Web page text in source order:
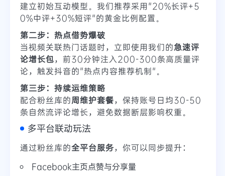
建立初始互动模型。我们推荐采用"20%长评+5
0%中评+30%短评"的黄金比例配置。
第二步：热点借势爆破
当视频关联热门话题时，立即使用我们的急速评
论增长包，前30分钟注入200-300条高质量评
论，触发抖音的"热点内容推荐机制"。
第三步：持续运维策略
配合粉丝库的周维护套餐，保持账号日均30-50
条自然流评论增长，避免数据断层影响权重。
多平台联动玩法
通过粉丝库的全平台服务，你可以同步提升：
Facebook主页点赞与分享量